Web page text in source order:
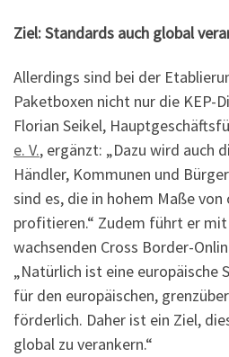
Ziel: Standards auch global
Allerdings sind bei der
Paketboxen nicht nur die KEP-
Florian Seikel,
e. V., ergänzt: „Dazu wird auch
Händler, Kommunen und
sind es, die in hohem Maße
profitieren.“ Zudem führt er
wachsenden Cross Border-
„Natürlich ist eine europäische
für den europäischen,
förderlich. Daher ist ein Ziel,
global zu verankern.“